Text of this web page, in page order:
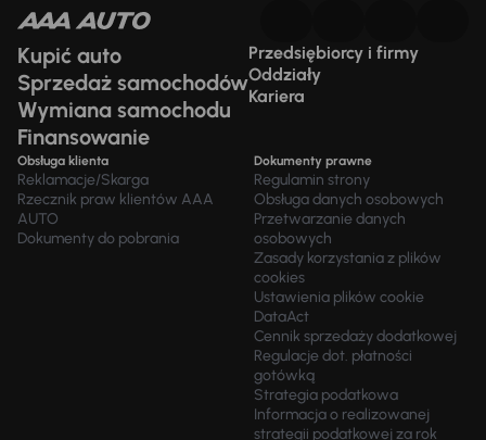
Kupić auto
Sprzedaż samochodów
Wymiana samochodu
Finansowanie
Przedsiębiorcy i firmy
Oddziały
Kariera
Obsługa klienta
Reklamacje/Skarga
Rzecznik praw klientów AAA
AUTO
Dokumenty do pobrania
Dokumenty prawne
Regulamin strony
Obsługa danych osobowych
Przetwarzanie danych
osobowych
Zasady korzystania z plików
cookies
Ustawienia plików cookie
DataAct
Cennik sprzedaży dodatkowej
Regulacje dot. płatności
gotówką
Strategia podatkowa
Informacja o realizowanej
strategii podatkowej za rok